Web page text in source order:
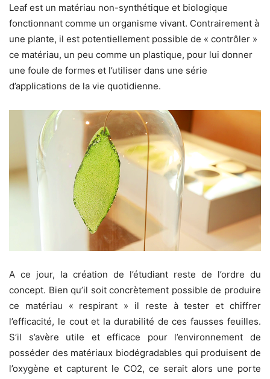
Leaf est un matériau non-synthétique et biologique
fonctionnant comme un organisme vivant. Contrairement à
une plante, il est potentiellement possible de « contrôler »
ce matériau, un peu comme un plastique, pour lui donner
une foule de formes et l’utiliser dans une série
d’applications de la vie quotidienne.
A ce jour, la création de l’étudiant reste de l’ordre du
concept. Bien qu’il soit concrètement possible de produire
ce matériau « respirant » il reste à tester et chiffrer
l’efficacité, le cout et la durabilité de ces fausses feuilles.
S’il s’avère utile et efficace pour l’environnement de
posséder des matériaux biodégradables qui produisent de
l’oxygène et capturent le CO2, ce serait alors une porte